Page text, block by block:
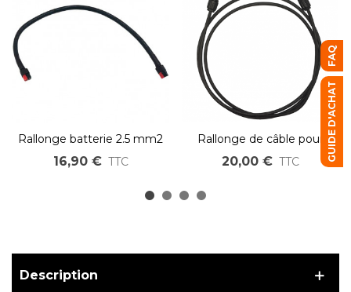
Rallonge batterie 2.5 mm2
avec connecteur Anderson
16,90 € TTC
Rallonge de câble pour
panneau solaire MC4 mâle
vers MC4 femelle
20,00 € TTC
Description
FAQ
GUIDE D'ACHAT